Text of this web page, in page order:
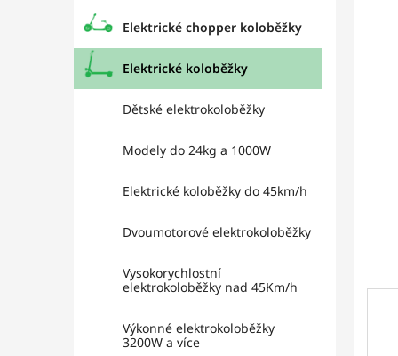
n
l
Elektrické chopper koloběžky
Elektrické koloběžky
Dětské elektrokoloběžky
Modely do 24kg a 1000W
Elektrické koloběžky do 45km/h
Dvoumotorové elektrokoloběžky
Vysokorychlostní
elektrokoloběžky nad 45Km/h
Výkonné elektrokoloběžky
3200W a více